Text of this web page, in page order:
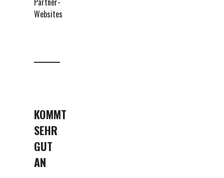
Websites
KOMMT
SEHR
GUT
AN